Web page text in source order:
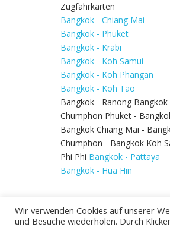
Zugfahrkarten
Bangkok - Chiang Mai
Bangkok - Phuket
Bangkok - Krabi
Bangkok - Koh Samui
Bangkok - Koh Phangan
Bangkok - Koh Tao
Bangkok - Ranong Bangkok
Chumphon Phuket -
Bangkok Chiang Mai -
Chumphon - Bangkok Koh
Phi Phi Bangkok - Pattaya
Bangkok - Hua Hin
Wir verwenden Cookies auf unserer
und Besuche wiederholen. Durch